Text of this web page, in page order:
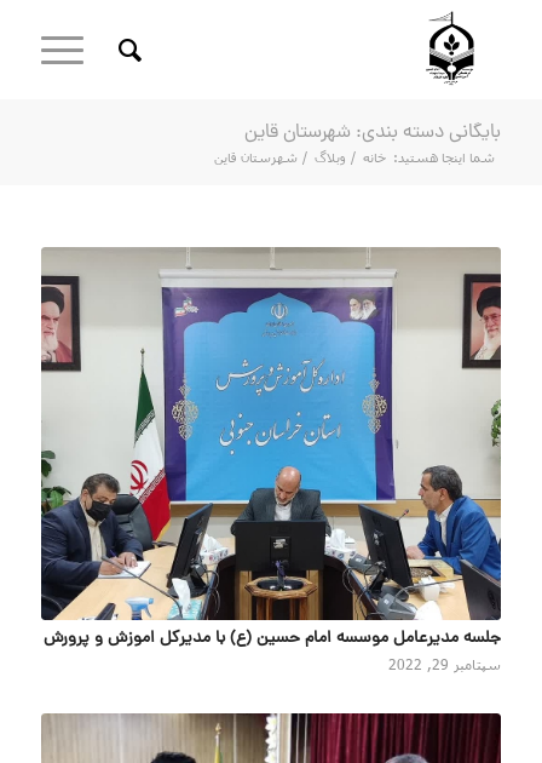
بایگانی دسته بندی: شهرستان قاین
شما اینجا هستید: خانه / وبلاگ / شهرستان قاین
جلسه مدیرعامل موسسه امام حسین (ع) با مدیرکل اموزش و پرورش
سپتامبر 29, 2022